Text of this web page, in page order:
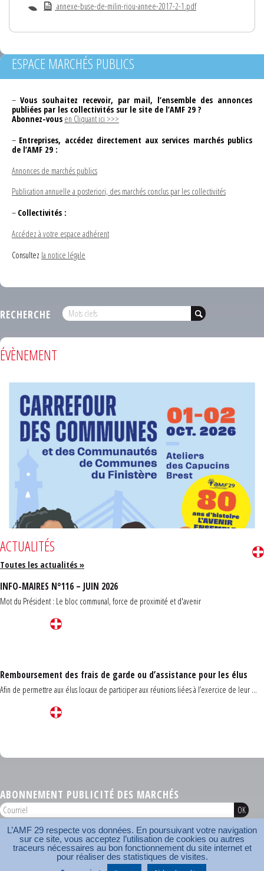
annexe-buse-de-milin-riou-annee-2017-2-1.pdf
ESPACE MARCHÉS PUBLICS
– Vous souhaitez recevoir, par mail, l’ensemble des annonces
publiées par les collectivités sur le site de l’AMF 29 ?
Abonnez-vous en Cliquant ici >>>
– Entreprises, accédez directement aux services marchés publics
de l’AMF 29 :
Annonces de marchés publics
Publication annuelle a posteriori, des marchés conclus par les collectivités
– Collectivités :
Accédez à votre espace adhérent
Consultez la notice légale
RECHERCHE
ÉVÈNEMENT
ACTUALITÉS
Toutes les actualités »
INFO-MAIRES N°116 – JUIN 2026
Mot du Président : Le bloc communal, force de proximité et d'avenir
Remboursement des frais de garde ou d’assistance pour les élus
Afin de permettre aux élus locaux de participer aux réunions liées à l’exercice de leur ...
ABONNEMENT PUBLICITÉ DES MARCHÉS
AMF 29 © 2026
Plan du site Nos coordonnées Mentions légales
Contact
Carrefour des communes
AMF
L’AMF 29 respecte vos données. En poursuivant votre navigation
sur ce site, vous acceptez l’utilisation de cookies ou autres
traceurs nécessaires au bon fonctionnement du site internet et
pour réaliser des statistiques de visites.